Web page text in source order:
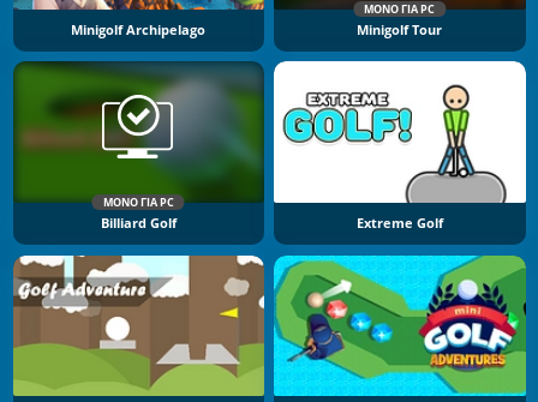
Minigolf Archipelago
ΜΌΝΟ ΓΙΑ PC
Minigolf Tour
ΜΌΝΟ ΓΙΑ PC
Billiard Golf Extreme Golf